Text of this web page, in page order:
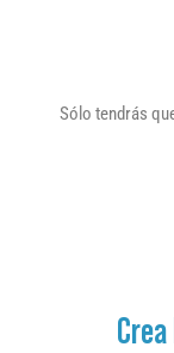
Sólo tendrás